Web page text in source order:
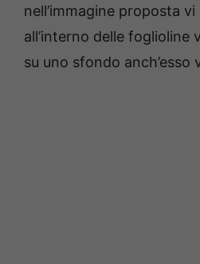
nell’immagine proposta
all’interno delle foglioline
su uno sfondo anch’esso